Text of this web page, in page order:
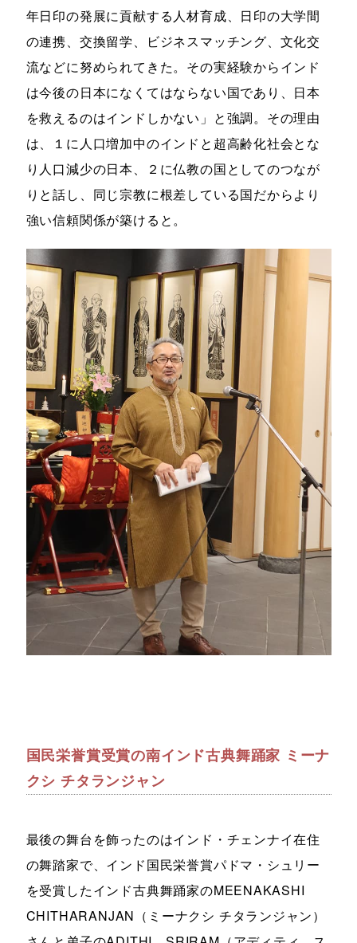
年日印の発展に貢献する人材育成、日印の大学間
の連携、交換留学、ビジネスマッチング、文化交
流などに努められてきた。その実経験からインド
は今後の日本になくてはならない国であり、日本
を救えるのはインドしかない」と強調。その理由
は、１に人口増加中のインドと超高齢化社会とな
り人口減少の日本、２に仏教の国としてのつなが
りと話し、同じ宗教に根差している国だからより
強い信頼関係が築けると。
国民栄誉賞受賞の南インド古典舞踊家 ミーナ
クシ チタランジャン
最後の舞台を飾ったのはインド・チェンナイ在住
の舞踏家で、インド国民栄誉賞パドマ・シュリー
を受賞したインド古典舞踊家のMEENAKASHI
CHITHARANJAN（ミーナクシ チタランジャン）